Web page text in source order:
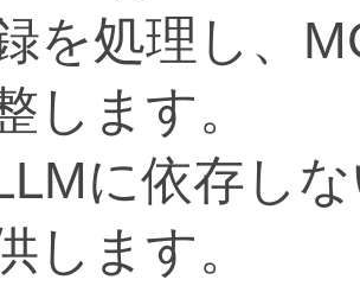
を処理し、
します。
に依存し
します。